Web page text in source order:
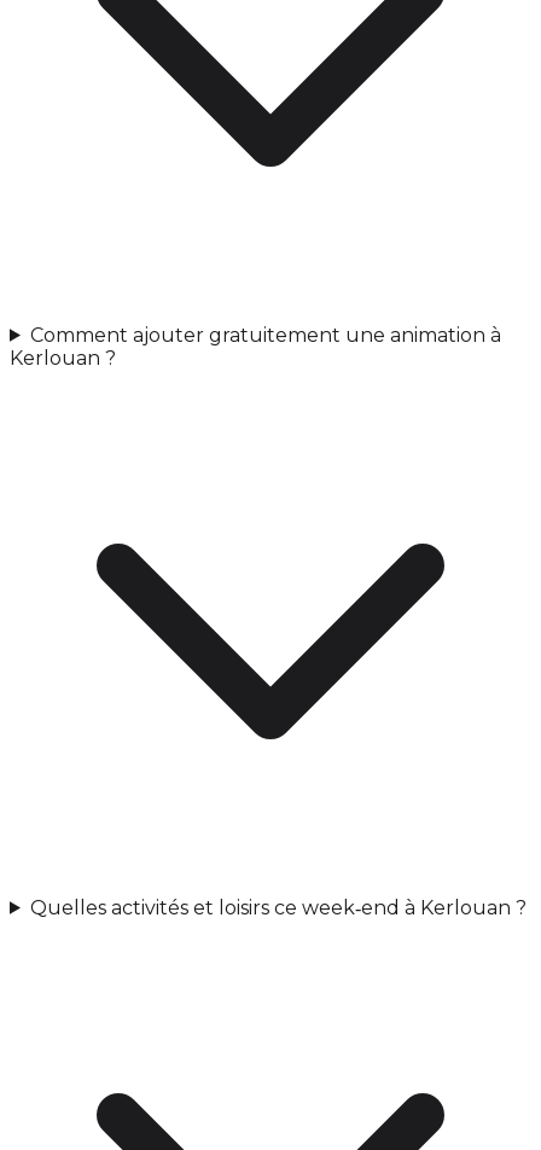
Comment ajouter gratuitement une animation à
Kerlouan ?
Quelles activités et loisirs ce week‑end à Kerlouan ?